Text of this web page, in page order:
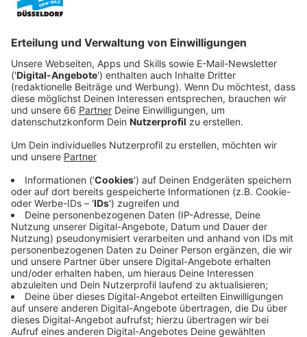
Geschwindigkeitskontrollen und auch Kontrollen
war ein Düsseldorfer bei erlaubten 50 mit Tempo
Veröffentlicht:Montag, 18.08.2025 09:07
Anzeige
40 Radfahrer.
Anzeige
Niederländer versucht zu flüchten
Anzeige
Über 1.500 Auto- und Motorradfahrer wurden im